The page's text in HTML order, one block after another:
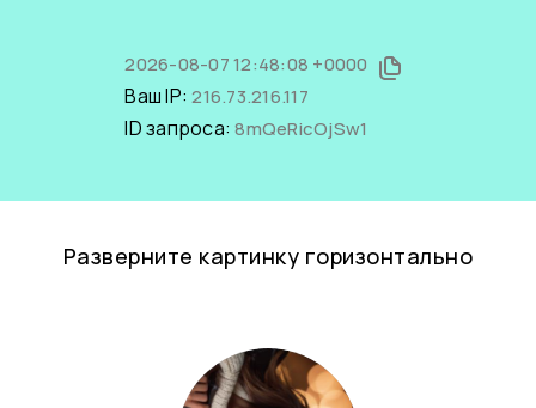
2026-08-07 12:48:08 +0000
Ваш IP:216.73.216.117
ID запроса:8mQeRicOjSw1
Разверните картинку горизонтально